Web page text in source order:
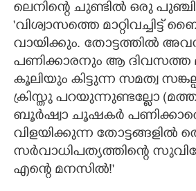
ലെനിന്റെ ചുണ്ടിൽ ഒരു
'വിശ്വാസത്തെ
വായിക്കും. തോട്ടത്തിൽ
പണിക്കാരനും ആ
കൂലിയും കിട്ടുന്ന സമത്വ
ക്രിസ്തു പറയുന്നുണ്ടല്ലോ
ബൂർഷ്വാ ചൂഷകർ
വിളയിക്കുന്ന തോട്ടങ്ങളിൽ
സർവാധിപത്യത്തിന്റെ
എന്റെ മനസിൽ!"